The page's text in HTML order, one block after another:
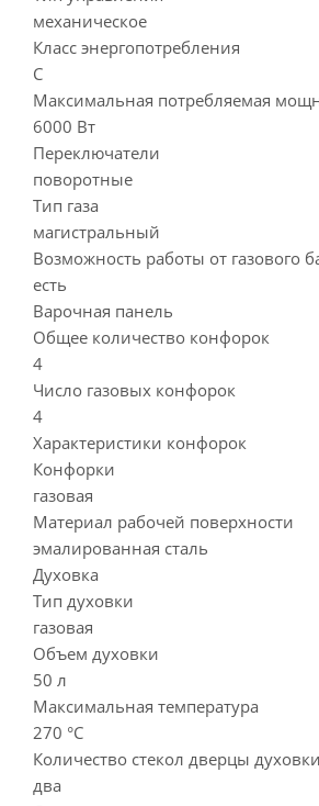
механическое
Класс энергопотребления
C
Максимальная потребляемая
6000 Вт
Переключатели
поворотные
Тип газа
магистральный
Возможность работы от газового
есть
Варочная панель
Общее количество конфорок
4
Число газовых конфорок
4
Характеристики конфорок
Конфорки
газовая
Материал рабочей поверхности
эмалированная сталь
Духовка
Тип духовки
газовая
Объем духовки
50 л
Максимальная температура
270 °C
Количество стекол дверцы духовки
два